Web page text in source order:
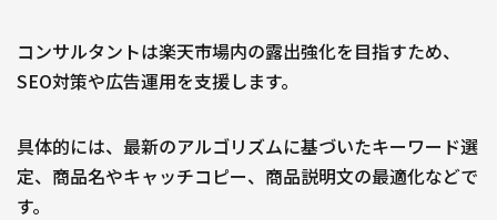
コンサルタントは楽天市場内の露出強化を目指すため、
SEO対策や広告運用を支援します。
具体的には、最新のアルゴリズムに基づいたキーワード選
定、商品名やキャッチコピー、商品説明文の最適化などで
す。